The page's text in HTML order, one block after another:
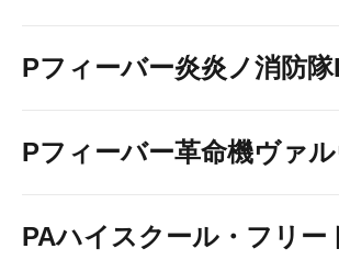
Pフィーバー炎炎ノ消防
Pフィーバー革命機ヴァ
PAハイスクール・フリ